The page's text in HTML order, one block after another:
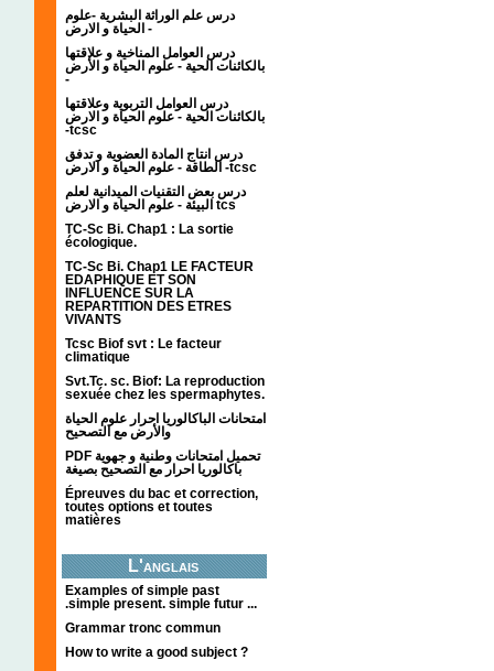
درس علم الوراثة البشرية -علوم
الحياة و الارض -
درس العوامل المناخية و علاقتها
بالكائنات الحية - علوم الحياة و الأرض
-
درس العوامل التربوية وعلاقتها
بالكائنات الحية - علوم الحياة و الارض
-tcsc
درس انتاج المادة العضوية و تدفق
الطاقة - علوم الحياة و الارض -tcsc
درس بعض التقنيات الميدانية لعلم
البيئة - علوم الحياة و الارض tcs
TC-Sc Bi. Chap1 : La sortie
écologique.
TC-Sc Bi. Chap1 LE FACTEUR
EDAPHIQUE ET SON
INFLUENCE SUR LA
REPARTITION DES ETRES
VIVANTS
Tcsc Biof svt : Le facteur
climatique
Svt.Tc. sc. Biof: La reproduction
sexuée chez les spermaphytes.
امتحانات الباكالوريا احرار علوم الحياة
والأرض مع التصحيح
PDF تحميل امتحانات وطنية و جهوية
باكالوريا احرار مع التصحيح بصيغة
Épreuves du bac et correction,
toutes options et toutes
matières
L'anglais
Examples of simple past
.simple present. simple futur ...
Grammar tronc commun
How to write a good subject ?